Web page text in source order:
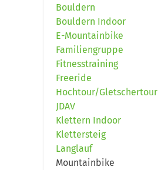
Bouldern
Bouldern Indoor
E-Mountainbike
Familiengruppe
Fitnesstraining
Freeride
Hochtour/Gletschertour
JDAV
Klettern Indoor
Klettersteig
Langlauf
Mountainbike